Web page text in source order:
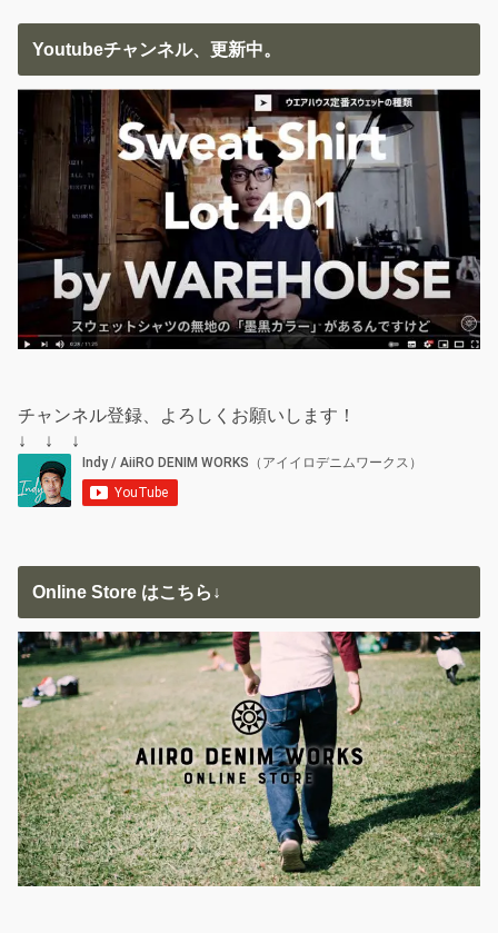
Youtubeチャンネル、更新中。
チャンネル登録、よろしくお願いします！
↓ ↓ ↓
Online Store はこちら↓